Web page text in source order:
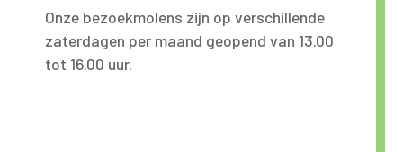
Onze bezoekmolens zijn op verschillende
zaterdagen per maand geopend van 13.00
tot 16.00 uur.